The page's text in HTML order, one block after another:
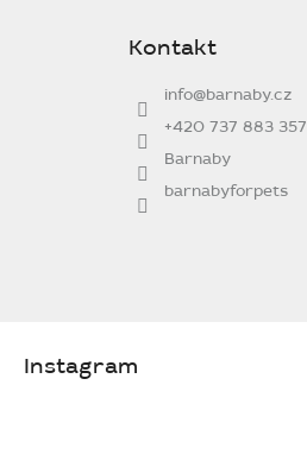
Kontakt
info@barnaby.cz
+420 737 883 357
Barnaby
barnabyforpets
Instagram